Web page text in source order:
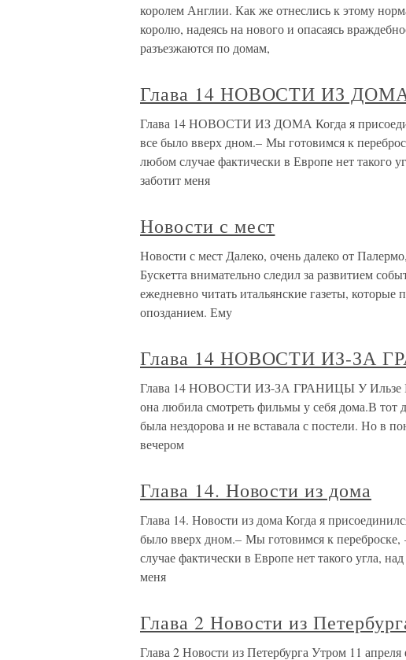
королем Англии. Как же отнеслись к этому
королю, надеясь на нового и опасаясь
разъезжаются по домам,
Глава 14 НОВОСТИ ИЗ
Глава 14 НОВОСТИ ИЗ ДОМА Когда я
все было вверх дном.– Мы готовимся к
любом случае фактически в Европе нет такого
заботит меня
Новости с мест
Новости с мест Далеко, очень далеко от
Бускетта внимательно следил за развитием
ежедневно читать итальянские газеты,
опозданием. Ему
Глава 14 НОВОСТИ ИЗ-ЗА
Глава 14 НОВОСТИ ИЗ-ЗА ГРАНИЦЫ У Ильзе
она любила смотреть фильмы у себя дома.В тот
была нездорова и не вставала с постели. Но в
вечером
Глава 14. Новости из дома
Глава 14. Новости из дома Когда я
было вверх дном.– Мы готовимся к
случае фактически в Европе нет такого угла,
меня
Глава 2 Новости из
Глава 2 Новости из Петербурга Утром 11